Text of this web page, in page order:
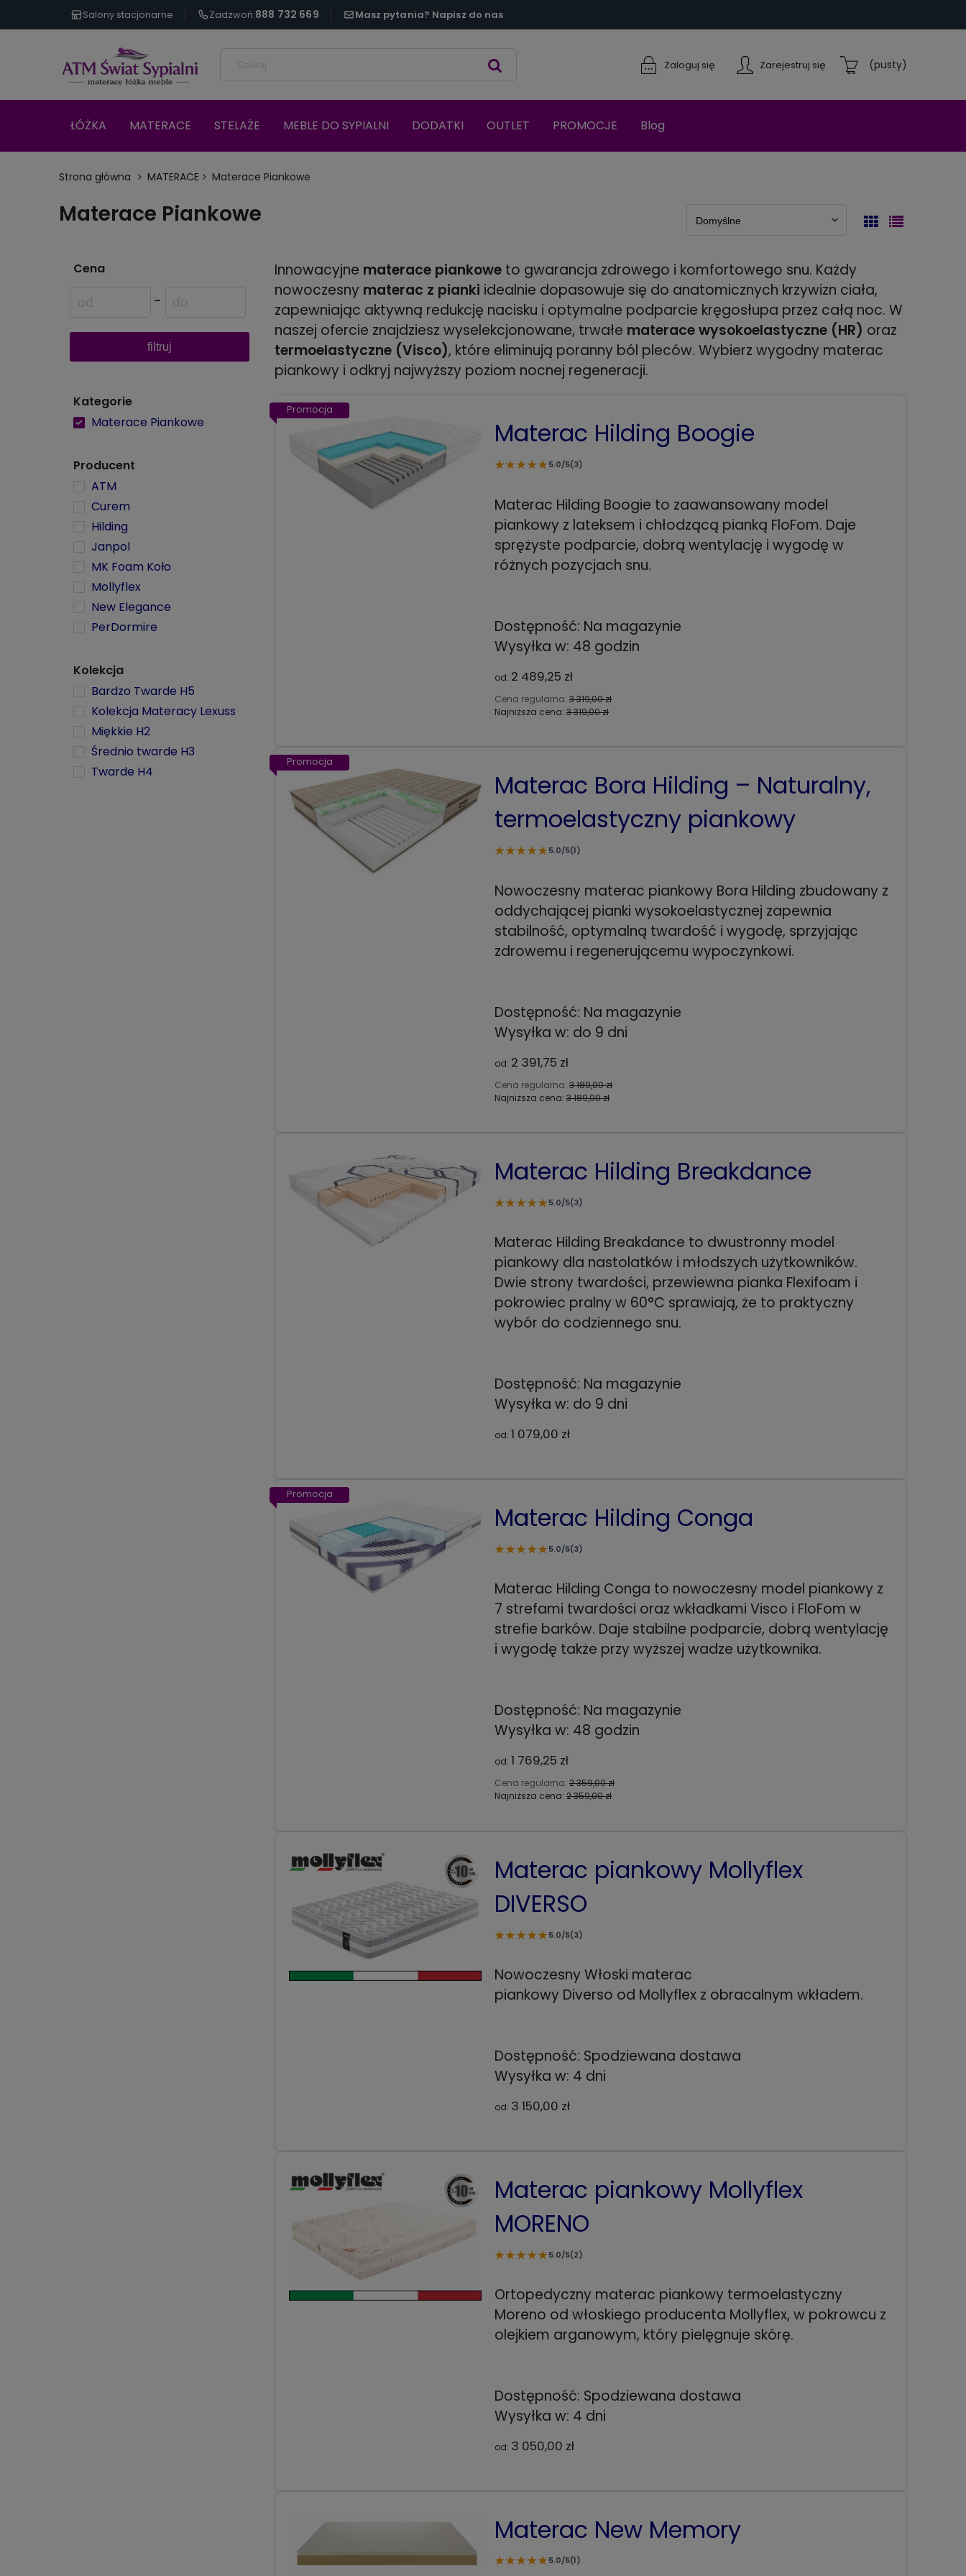
Salony stacjonarne Zadzwoń:888 732 669 Masz pytania? Napisz do nas
Zarejestruj się
Zaloguj się (pusty)
ŁÓŻKA MATERACE STELAŻE MEBLE DO SYPIALNI DODATKI OUTLET PROMOCJE Blog
Strona główna MATERACE Materace Piankowe
Materace Piankowe
Kategorie
Materace Piankowe
Producent
ATM
Curem
Hilding
Janpol
MK Foam Koło
Mollyflex
New Elegance
PerDormire
Kolekcja
Bardzo Twarde H5
Kolekcja Materacy Lexuss
Miękkie H2
Średnio twarde H3
Twarde H4
Cena
-
filtruj
Innowacyjne materace piankowe to gwarancja zdrowego i komfortowego snu. Każdy
nowoczesny materac z pianki idealnie dopasowuje się do anatomicznych krzywizn ciała,
zapewniając aktywną redukcję nacisku i optymalne podparcie kręgosłupa przez całą noc. W
naszej ofercie znajdziesz wyselekcjonowane, trwałe materace wysokoelastyczne (HR) oraz
termoelastyczne (Visco), które eliminują poranny ból pleców. Wybierz wygodny materac
piankowy i odkryj najwyższy poziom nocnej regeneracji.
Materac Hilding Boogie
★★★★★5.0/5(3)
Materac Hilding Boogie to zaawansowany model
piankowy z lateksem i chłodzącą pianką FloFom. Daje
sprężyste podparcie, dobrą wentylację i wygodę w
różnych pozycjach snu.
Dostępność: Na magazynie
Wysyłka w: 48 godzin
od: 2 489,25 zł
Cena regularna: 3 319,00 zł
Najniższa cena: 3 319,00 zł
Promocja
Materac Bora Hilding – Naturalny,
termoelastyczny piankowy
★★★★★5.0/5(1)
Nowoczesny materac piankowy Bora Hilding zbudowany z
oddychającej pianki wysokoelastycznej zapewnia
stabilność, optymalną twardość i wygodę, sprzyjając
zdrowemu i regenerującemu wypoczynkowi.
Dostępność: Na magazynie
Wysyłka w: do 9 dni
od: 2 391,75 zł
Cena regularna: 3 189,00 zł
Najniższa cena: 3 189,00 zł
Promocja
Materac Hilding Breakdance
★★★★★5.0/5(3)
Materac Hilding Breakdance to dwustronny model
piankowy dla nastolatków i młodszych użytkowników.
Dwie strony twardości, przewiewna pianka Flexifoam i
pokrowiec pralny w 60°C sprawiają, że to praktyczny
wybór do codziennego snu.
Dostępność: Na magazynie
Wysyłka w: do 9 dni
od: 1 079,00 zł
Materac Hilding Conga
★★★★★5.0/5(3)
Materac Hilding Conga to nowoczesny model piankowy z
7 strefami twardości oraz wkładkami Visco i FloFom w
strefie barków. Daje stabilne podparcie, dobrą wentylację
i wygodę także przy wyższej wadze użytkownika.
Dostępność: Na magazynie
Wysyłka w: 48 godzin
od: 1 769,25 zł
Cena regularna: 2 359,00 zł
Najniższa cena: 2 359,00 zł
Promocja
Materac piankowy Mollyflex
DIVERSO
★★★★★5.0/5(3)
Nowoczesny Włoski materac
piankowy Diverso od Mollyflex z obracalnym wkładem.
Dostępność: Spodziewana dostawa
Wysyłka w: 4 dni
od: 3 150,00 zł
Materac piankowy Mollyflex
MORENO
★★★★★5.0/5(2)
Ortopedyczny materac piankowy termoelastyczny
Moreno od włoskiego producenta Mollyflex, w pokrowcu z
olejkiem arganowym, który pielęgnuje skórę.
Dostępność: Spodziewana dostawa
Wysyłka w: 4 dni
od: 3 050,00 zł
Materac New Memory
★★★★★5.0/5(1)